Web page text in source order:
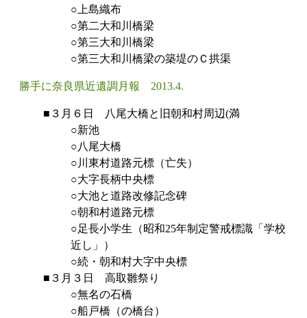
○上島織布
○第二大和川橋梁
○第三大和川橋梁
○第三大和川橋梁の築堤のＣ拱渠
勝手に奈良県近遺調月報 2013.4.
■３月６日 八尾大橋と旧朝和村周辺(満
○新池
○八尾大橋
○川東村道路元標（亡失）
○大字長柄中央標
○大池と道路改修記念碑
○朝和村道路元標
○足長小学生（昭和25年制定警戒標識「学校
近し」）
○続・朝和村大字中央標
■３月３日 高取雛祭り
○無名の石橋
○船戸橋（の橋台）